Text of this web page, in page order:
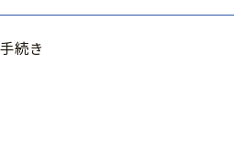
続き